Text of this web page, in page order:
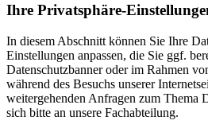
Ihre Privatsphäre-
In diesem Abschnitt können Sie Ihre
Einstellungen anpassen, die Sie ggf.
Datenschutzbanner oder im Rahmen
während des Besuchs unserer
weitergehenden Anfragen zum Thema
sich bitte an unsere Fachabteilung.